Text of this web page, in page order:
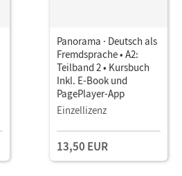
Panorama · Deutsch als
Fremdsprache • A2:
Teilband 2 • Kursbuch
Inkl. E-Book und
PagePlayer-App
Einzellizenz
13,50 EUR